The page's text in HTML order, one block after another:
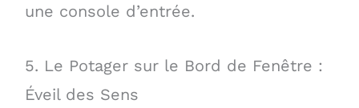
une console d’entrée.
5. Le Potager sur le Bord de Fenêtre :
Éveil des Sens